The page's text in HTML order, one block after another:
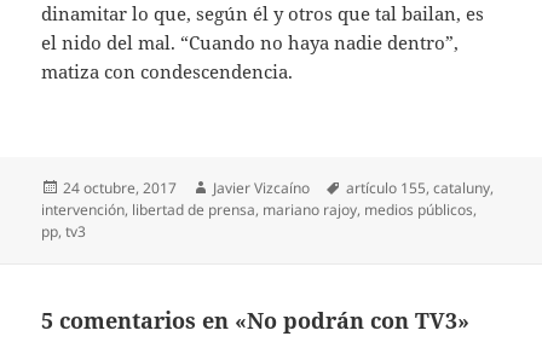
dinamitar lo que, según él y otros que tal bailan, es
el nido del mal. “Cuando no haya nadie dentro”,
matiza con condescendencia.
Publicado
el
24 octubre, 2017 Autor
Javier Vizcaíno Etiquetas
artículo 155,cataluny,
intervención, libertad de prensa, mariano rajoy, medios públicos,
pp,tv3
5 comentarios en «No podrán con TV3»